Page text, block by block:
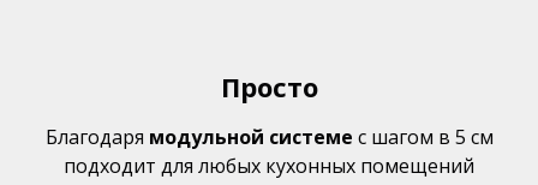
Просто
Благодаря модульной системе с шагом в 5 см
подходит для любых кухонных помещений